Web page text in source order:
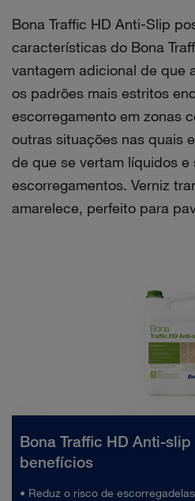
Bona Traffic HD Anti-Slip
características do Bona
vantagem adicional de que
os padrões mais estritos
escorregamento em zonas
outras situações nas quais
de que se vertam líquidos e
escorregamentos. Verniz
amarelece, perfeito para
Bona Traffic HD Anti-
benefícios
• Reduz o risco de